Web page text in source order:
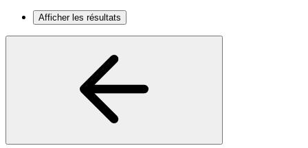
Afficher les résultats